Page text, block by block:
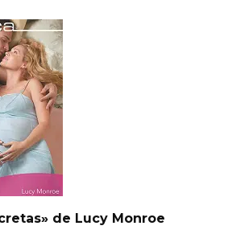
de Lucy Monroe